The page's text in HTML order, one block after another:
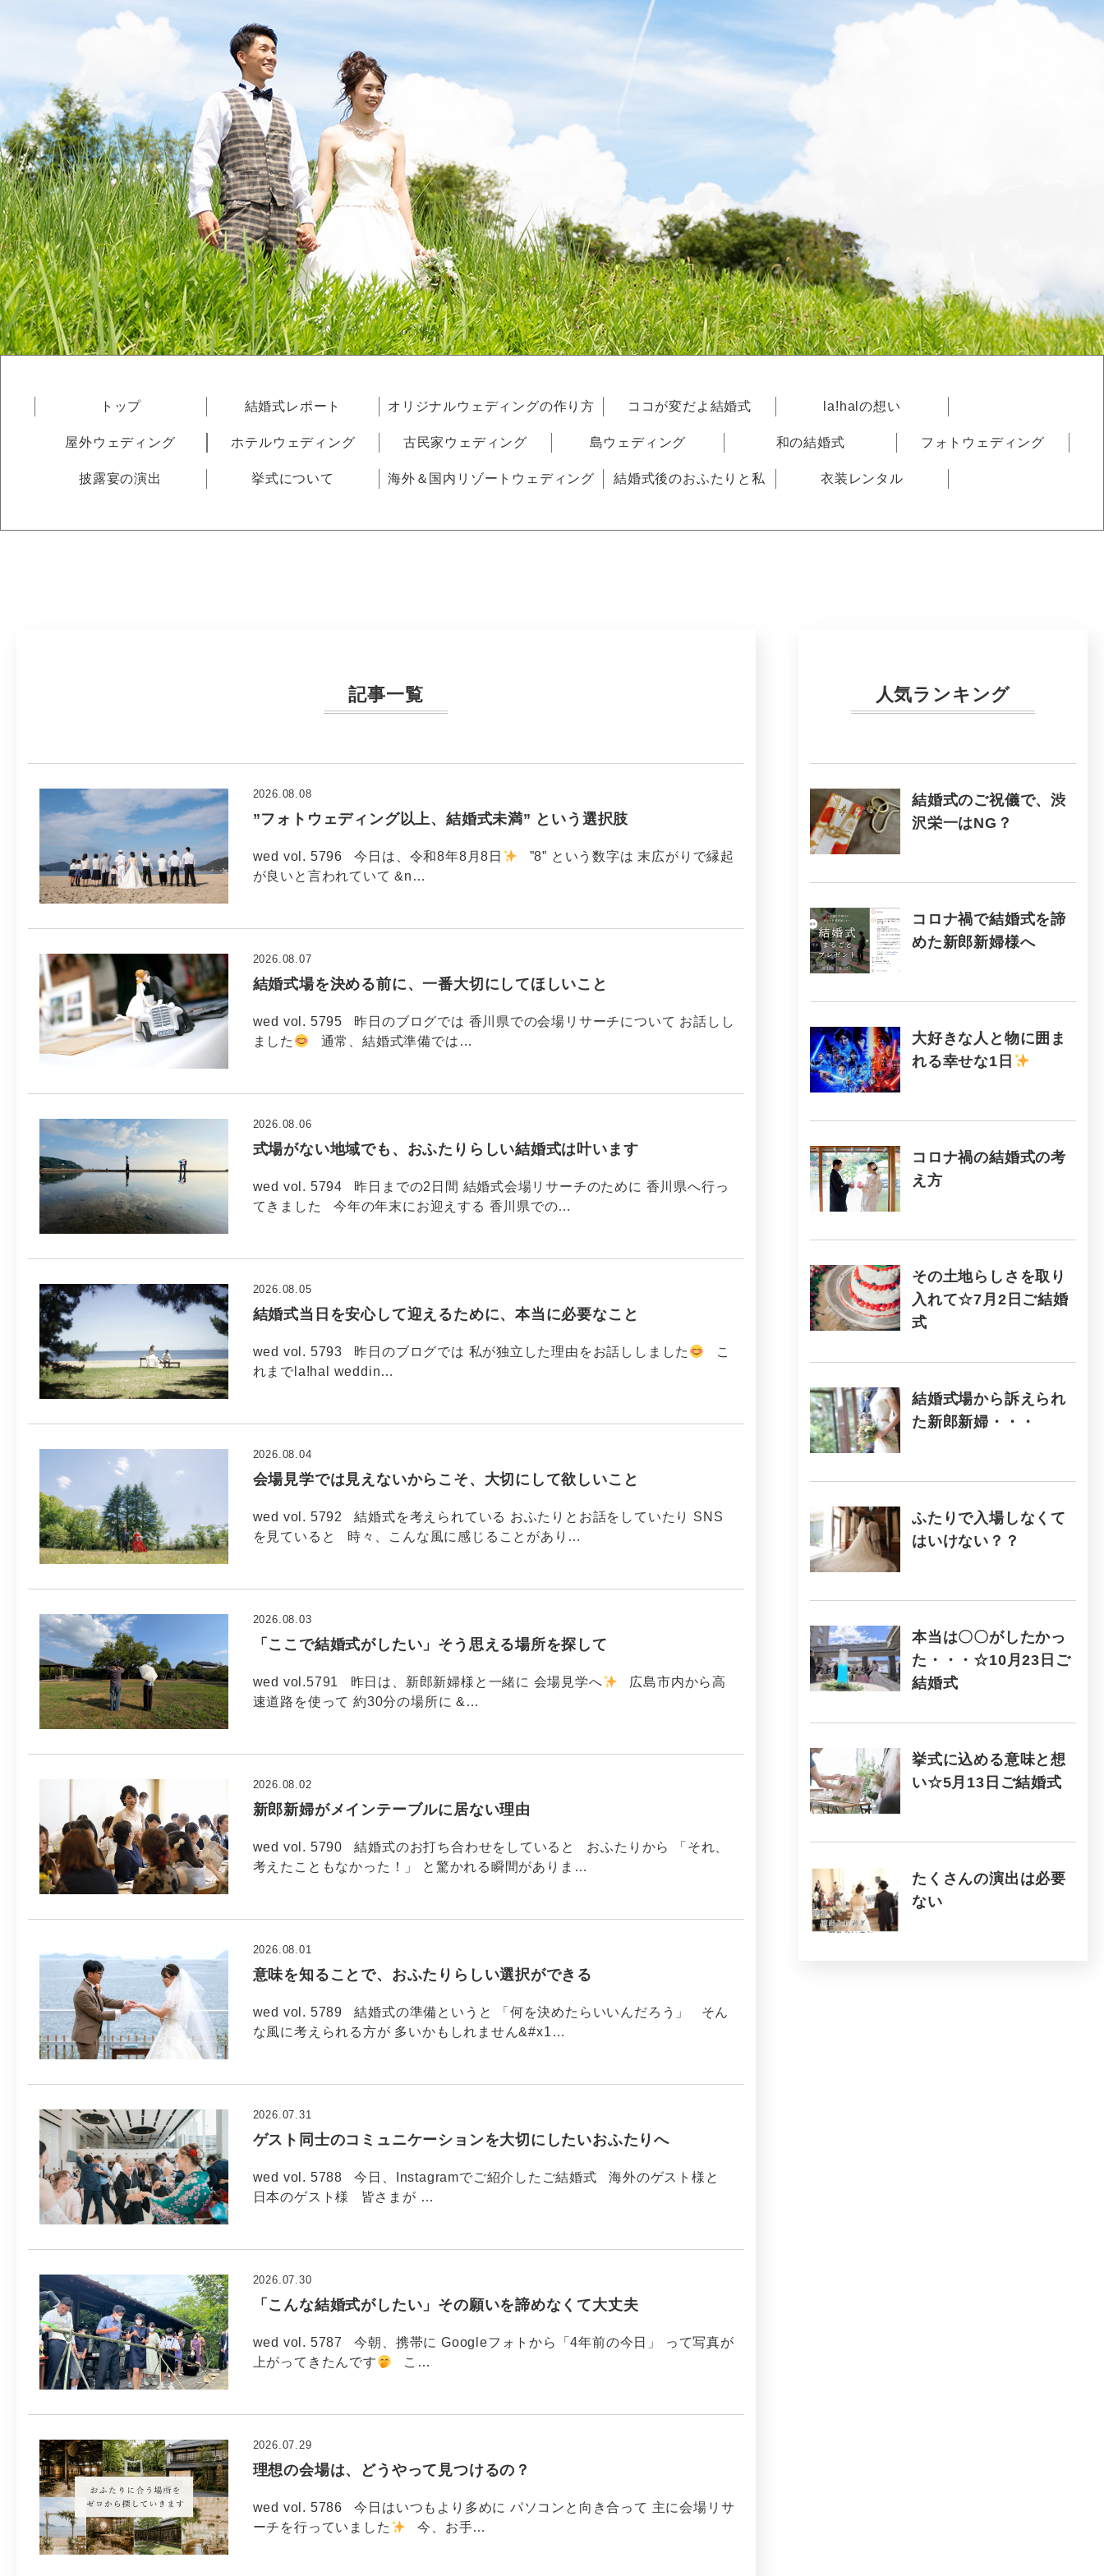
トップ 結婚式レポート オリジナルウェディングの作り方 ココが変だよ結婚式 la!halの想い
屋外ウェディング ホテルウェディング 古民家ウェディング 島ウェディング 和の結婚式 フォトウェディング
披露宴の演出 挙式について 海外＆国内リゾートウェディング 結婚式後のおふたりと私 衣装レンタル
記事一覧
”フォトウェディング以上、結婚式未満” という選択肢
2026.08.08
wed vol. 5796 今日は、令和8年8月8日
”8” という数字は 末広がりで縁起
が良いと言われていて &n…
結婚式場を決める前に、一番大切にしてほしいこと
2026.08.07
wed vol. 5795 昨日のブログでは 香川県での会場リサーチについて お話しし
ました
通常、結婚式準備では…
式場がない地域でも、おふたりらしい結婚式は叶います
2026.08.06
wed vol. 5794 昨日までの2日間 結婚式会場リサーチのために 香川県へ行っ
てきました 今年の年末にお迎えする 香川県での…
結婚式当日を安心して迎えるために、本当に必要なこと
2026.08.05
wed vol. 5793 昨日のブログでは 私が独立した理由をお話ししました
こ
れまでla!hal weddin…
会場見学では見えないからこそ、大切にして欲しいこと
2026.08.04
wed vol. 5792 結婚式を考えられている おふたりとお話をしていたり SNS
を見ていると 時々、こんな風に感じることがあり…
「ここで結婚式がしたい」そう思える場所を探して
2026.08.03
wed vol.5791 昨日は、新郎新婦様と一緒に 会場見学へ
広島市内から高
速道路を使って 約30分の場所に &…
新郎新婦がメインテーブルに居ない理由
2026.08.02
wed vol. 5790 結婚式のお打ち合わせをしていると おふたりから 「それ、
考えたこともなかった！」 と驚かれる瞬間がありま…
意味を知ることで、おふたりらしい選択ができる
2026.08.01
wed vol. 5789 結婚式の準備というと 「何を決めたらいいんだろう」 そん
な風に考えられる方が 多いかもしれません&#x1…
ゲスト同士のコミュニケーションを大切にしたいおふたりへ
2026.07.31
wed vol. 5788 今日、Instagramでご紹介したご結婚式 海外のゲスト様と
日本のゲスト様 皆さまが …
「こんな結婚式がしたい」その願いを諦めなくて大丈夫
2026.07.30
wed vol. 5787 今朝、携帯に Googleフォトから「4年前の今日」 って写真が
上がってきたんです
こ…
理想の会場は、どうやって見つけるの？
2026.07.29
wed vol. 5786 今日はいつもより多めに パソコンと向き合って 主に会場リサ
ーチを行っていました
今、お手…
人気ランキング
結婚式のご祝儀で、渋
沢栄一はNG？
コロナ禍で結婚式を諦
めた新郎新婦様へ
大好きな人と物に囲ま
れる幸せな1日
コロナ禍の結婚式の考
え方
その土地らしさを取り
入れて☆7月2日ご結婚
式
結婚式場から訴えられ
た新郎新婦・・・
ふたりで入場しなくて
はいけない？？
本当は〇〇がしたかっ
た・・・☆10月23日ご
結婚式
挙式に込める意味と想
い☆5月13日ご結婚式
たくさんの演出は必要
ない